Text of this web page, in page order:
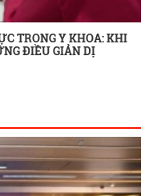
TRONG Y KHOA: KHI
ĐIỀU GIẢN DỊ